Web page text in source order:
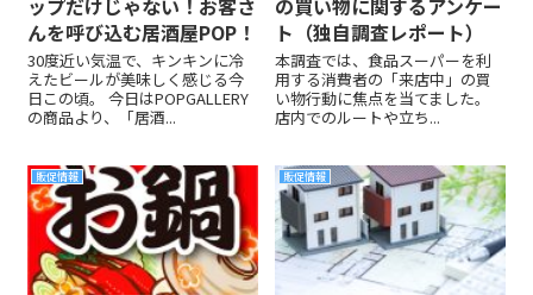
ップだけじゃない！お客さ
んを呼び込む居酒屋POP！
30度近い気温で、キンキンに冷
えたビールが美味しく感じる今
日この頃。 今日はPOPGALLERY
の商品より、「居酒...
の買い物に関するアンケー
ト（独自調査レポート）
本調査では、食品スーパーを利
用する消費者の「来店中」の買
い物行動に焦点を当てました。
店内でのルートや立ち...
販促情報 販促情報